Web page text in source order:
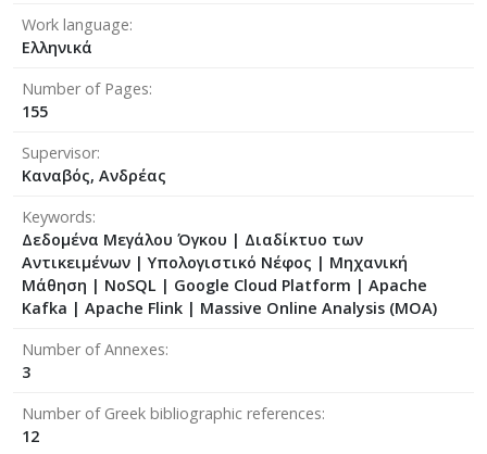
Work language
Ελληνικά
Number of Pages
155
Supervisor
Καναβός, Ανδρέας
Keywords
Δεδομένα Μεγάλου Όγκου | Διαδίκτυο των
Αντικειμένων | Υπολογιστικό Νέφος | Mηχανική
Mάθηση | NoSQL | Google Cloud Platform | Apache
Kafka | Apache Flink | Massive Online Analysis (MOA)
Number of Annexes
3
Number of Greek bibliographic references
12